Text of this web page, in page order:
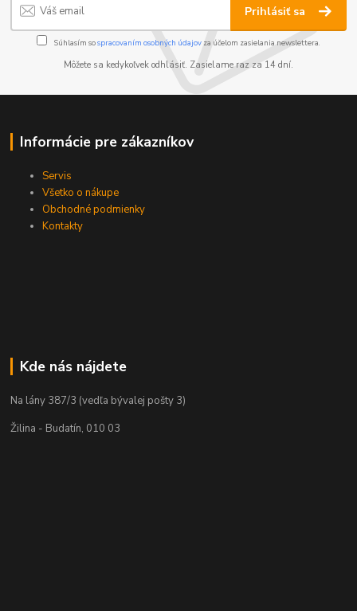
Prihlásiť sa
Súhlasím sospracovaním osobných údajov za účelom zasielania newslettera.
Môžete sa kedykoľvek odhlásiť. Zasielame raz za 14 dní.
Informácie pre zákazníkov
Servis
Všetko o nákupe
Obchodné podmienky
Kontakty
Kde nás nájdete
Na lány 387/3 (vedľa bývalej pošty 3)
Žilina - Budatín, 010 03